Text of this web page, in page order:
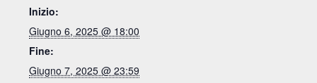
Inizio:
Giugno 6, 2025 @ 18:00
Fine:
Giugno 7, 2025 @ 23:59